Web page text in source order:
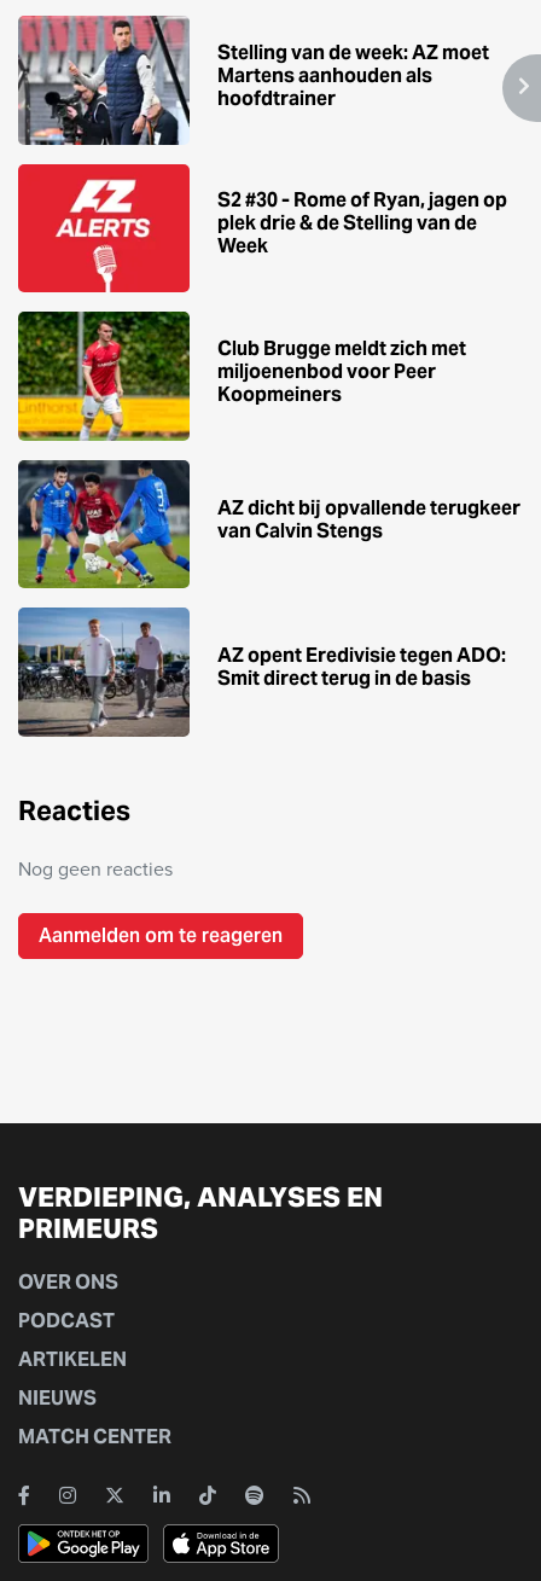
Stelling van de week: AZ moet
Martens aanhouden als
hoofdtrainer
S2 #30 - Rome of Ryan, jagen op
plek drie & de Stelling van de
Week
Club Brugge meldt zich met
miljoenenbod voor Peer
Koopmeiners
AZ dicht bij opvallende terugkeer
van Calvin Stengs
AZ opent Eredivisie tegen ADO:
Smit direct terug in de basis
Reacties
Nog geen reacties
Aanmelden om te reageren
VERDIEPING, ANALYSES EN
PRIMEURS
OVER ONS
PODCAST
ARTIKELEN
NIEUWS
MATCH CENTER